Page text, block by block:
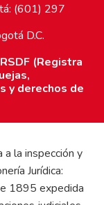
(601) 297
D.C.
(Registra
y derechos de
la inspección y
Jurídica:
1895 expedida